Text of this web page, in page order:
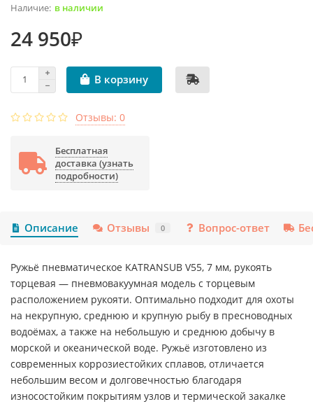
в наличии
24 950₽
В корзину
Отзывы: 0
Бесплатная
доставка (узнать
подробности)
Описание Отзывы 0 Вопрос-ответ
Ружьё пневматическое KATRANSUB V55, 7 мм, рукоять
торцевая — пневмовакуумная модель с торцевым
расположением рукояти. Оптимально подходит для охоты
на некрупную, среднюю и крупную рыбу в пресноводных
водоёмах, а также на небольшую и среднюю добычу в
морской и океанической воде. Ружьё изготовлено из
современных коррозиестойких сплавов, отличается
небольшим весом и долговечностью благодаря
износостойким покрытиям узлов и термической закалке